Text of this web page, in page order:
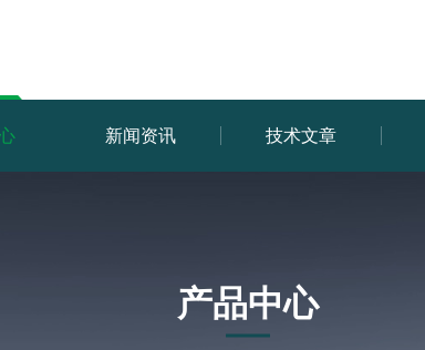
新闻资讯 技术文章
产品中心